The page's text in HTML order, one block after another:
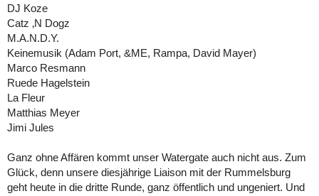
DJ Koze
Catz ‚N Dogz
M.A.N.D.Y.
Keinemusik (Adam Port, &ME, Rampa, David Mayer)
Marco Resmann
Ruede Hagelstein
La Fleur
Matthias Meyer
Jimi Jules
Ganz ohne Affären kommt unser Watergate auch nicht aus. Zum
Glück, denn unsere diesjährige Liaison mit der Rummelsburg
geht heute in die dritte Runde, ganz öffentlich und ungeniert. Und